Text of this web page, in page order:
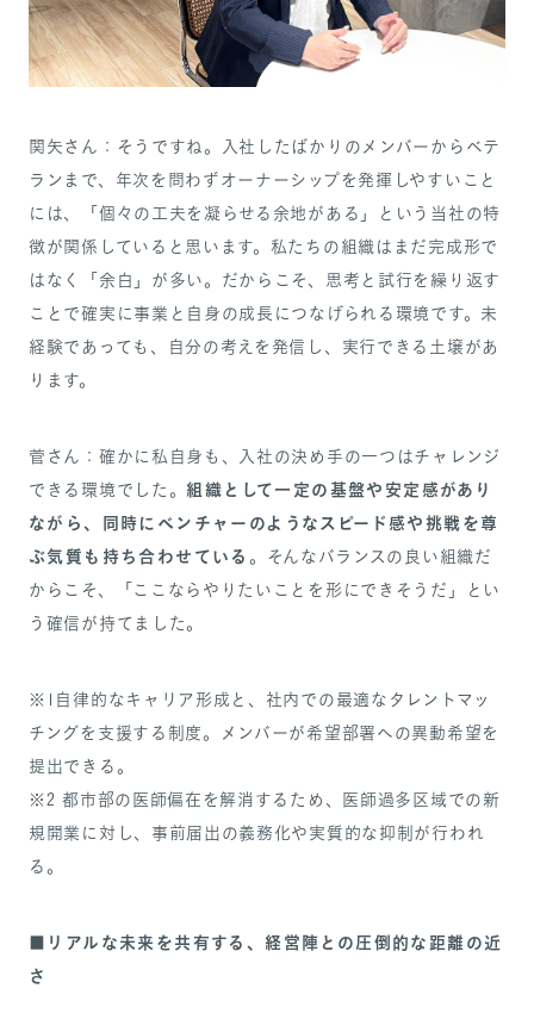
関矢さん：そうですね。入社したばかりのメンバーからベテ
ランまで、年次を問わずオーナーシップを発揮しやすいこと
には、「個々の工夫を凝らせる余地がある」という当社の特
徴が関係していると思います。私たちの組織はまだ完成形で
はなく「余白」が多い。だからこそ、思考と試行を繰り返す
ことで確実に事業と自身の成長につなげられる環境です。未
経験であっても、自分の考えを発信し、実行できる土壌があ
ります。
菅さん：確かに私自身も、入社の決め手の一つはチャレンジ
できる環境でした。 組織として一定の基盤や安定感があり
ながら、同時にベンチャーのようなスピード感や挑戦を尊
ぶ気質も持ち合わせている 。そんなバランスの良い組織だ
からこそ、「ここならやりたいことを形にできそうだ」とい
う確信が持てました。
※1自律的なキャリア形成と、社内での最適なタレントマッ
チングを支援する制度。メンバーが希望部署への異動希望を
提出できる。
※2 都市部の医師偏在を解消するため、医師過多区域での新
規開業に対し、事前届出の義務化や実質的な抑制が行われ
る。
■リアルな未来を共有する、経営陣との圧倒的な距離の近
さ